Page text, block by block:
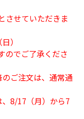
させていただきま
）
のでご了承くださ
ご注文は、通常通
8/17（月）から7